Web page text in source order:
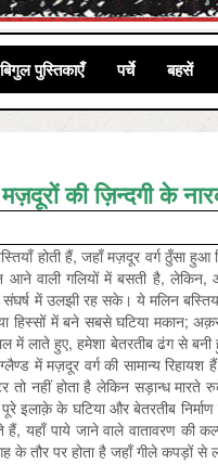
बिगुल पुस्तिकाएँ पर्चे बहसें
की ज़िन्दगी के
होती हैं, जहाँ मज़दूर वर्ग ठुँसा हुआ
वाली गलियों में बसती है, लेकिन,
में उलझी रह सके। ये मलिन
में बने सबसे घटिया मकान;
में लाते हुए, हमेशा बेतरतीब ढंग से
में मज़दूर वर्ग की सामान्य
तो नहीं होता है लेकिन सड़ान्ध मारते
इलाक़े के घटिया और बेतरतीब
यहाँ पाये जाने वाले वातावरण की
के तौर पर होता है जहाँ गीले